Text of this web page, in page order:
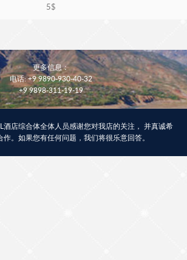
5$
更多信息：
电话: +9 9890-930-40-32
+9 9898-311-19-19
酒店综合体全体人员感谢您对我店的关注， 并真诚希
作。如果您有任何问题，我们将很乐意回答。